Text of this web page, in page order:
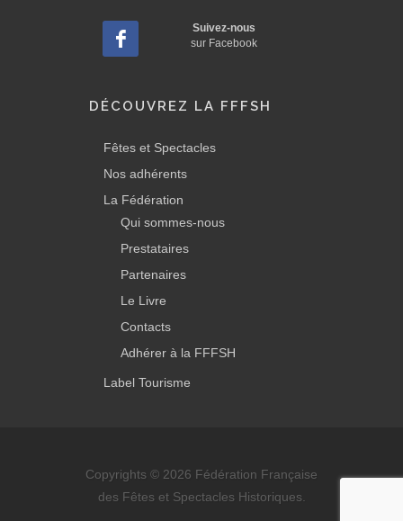
Suivez-nous
sur Facebook
DÉCOUVREZ LA FFFSH
Fêtes et Spectacles
Nos adhérents
La Fédération
Qui sommes-nous
Prestataires
Partenaires
Le Livre
Contacts
Adhérer à la FFFSH
Label Tourisme
Copyrights © 2026 Fédération Française
des Fêtes et Spectacles Historiques.